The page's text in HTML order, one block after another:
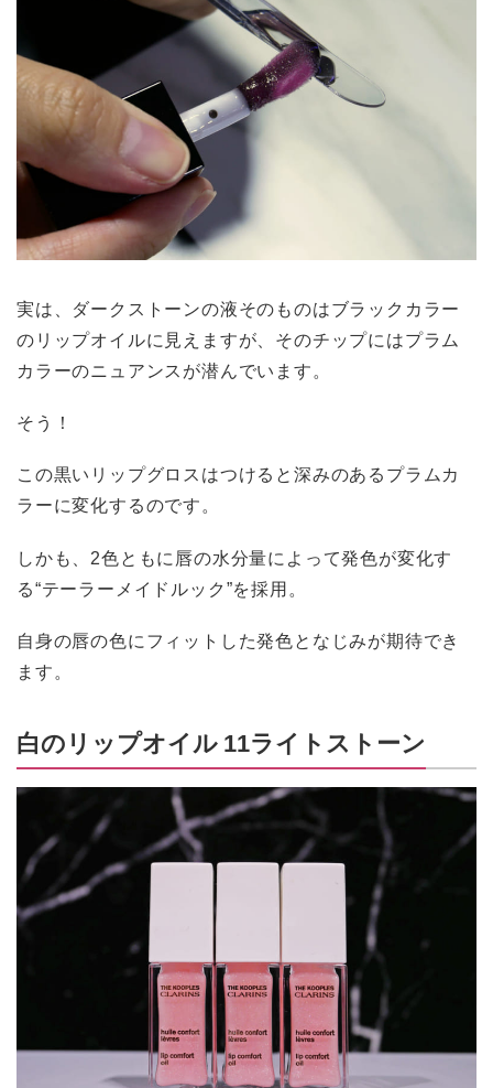
実は、ダークストーンの液そのものはブラックカラー
のリップオイルに見えますが、そのチップにはプラム
カラーのニュアンスが潜んでいます。
そう！
この黒いリップグロスはつけると深みのあるプラムカ
ラーに変化するのです。
しかも、2色ともに唇の水分量によって発色が変化す
る“テーラーメイドルック”を採用。
自身の唇の色にフィットした発色となじみが期待でき
ます。
白のリップオイル 11ライトストーン